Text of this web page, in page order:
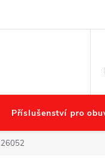
Příslušenství pro